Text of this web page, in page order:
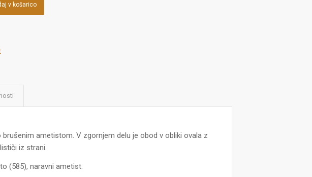
v košarico
ametistom. V zgornjem delu je obod v obliki ovala z
iz strani.
(585), naravni ametist.